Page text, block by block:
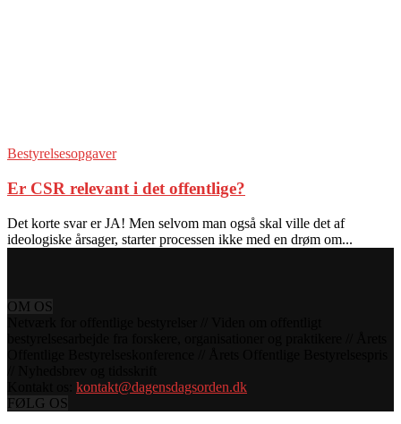
Bestyrelsesopgaver
Er CSR relevant i det offentlige?
Det korte svar er JA! Men selvom man også skal ville det af
ideologiske årsager, starter processen ikke med en drøm om...
OM OS
kontakt@dagensdagsorden.dk
FØLG OS